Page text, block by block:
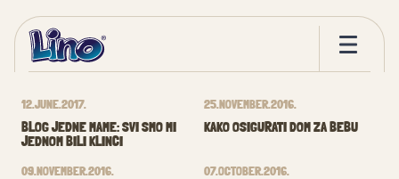
Roditelji za 5
12.JUNE.2017.
BLOG JEDNE MAME: SVI SMO MI
JEDNOM BILI KLINCI
25.NOVEMBER.2016.
KAKO OSIGURATI DOM ZA BEBU
09.NOVEMBER.2016. 07.OCTOBER.2016.